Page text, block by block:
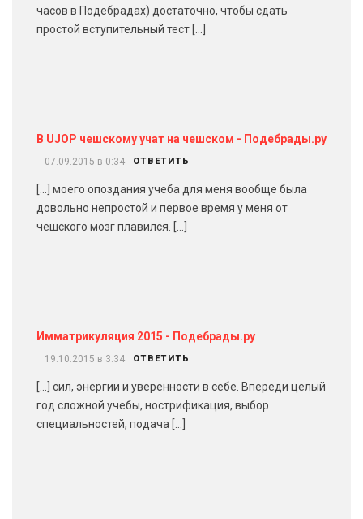
часов в Подебрадах) достаточно, чтобы сдать
простой вступительный тест […]
В UJOP чешскому учат на чешском - Подебрады.ру
07.09.2015 в 0:34 ОТВЕТИТЬ
[…] моего опоздания учеба для меня вообще была
довольно непростой и первое время у меня от
чешского мозг плавился. […]
Имматрикуляция 2015 - Подебрады.ру
19.10.2015 в 3:34 ОТВЕТИТЬ
[…] сил, энергии и уверенности в себе. Впереди целый
год сложной учебы, нострификация, выбор
специальностей, подача […]